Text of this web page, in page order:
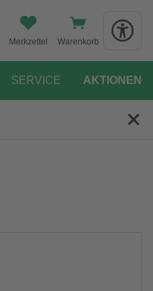
Merkzettel Warenkorb
SERVICE AKTIONEN